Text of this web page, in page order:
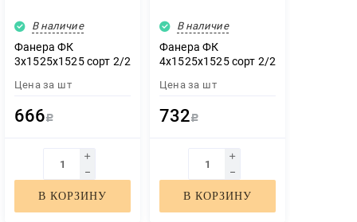
В наличие
Фанера ФК
3х1525х1525 сорт 2/2
Цена за шт
666 Р
В КОРЗИНУ
В наличие
Фанера ФК
4х1525х1525 сорт 2/2
Цена за шт
732 Р
В КОРЗИНУ